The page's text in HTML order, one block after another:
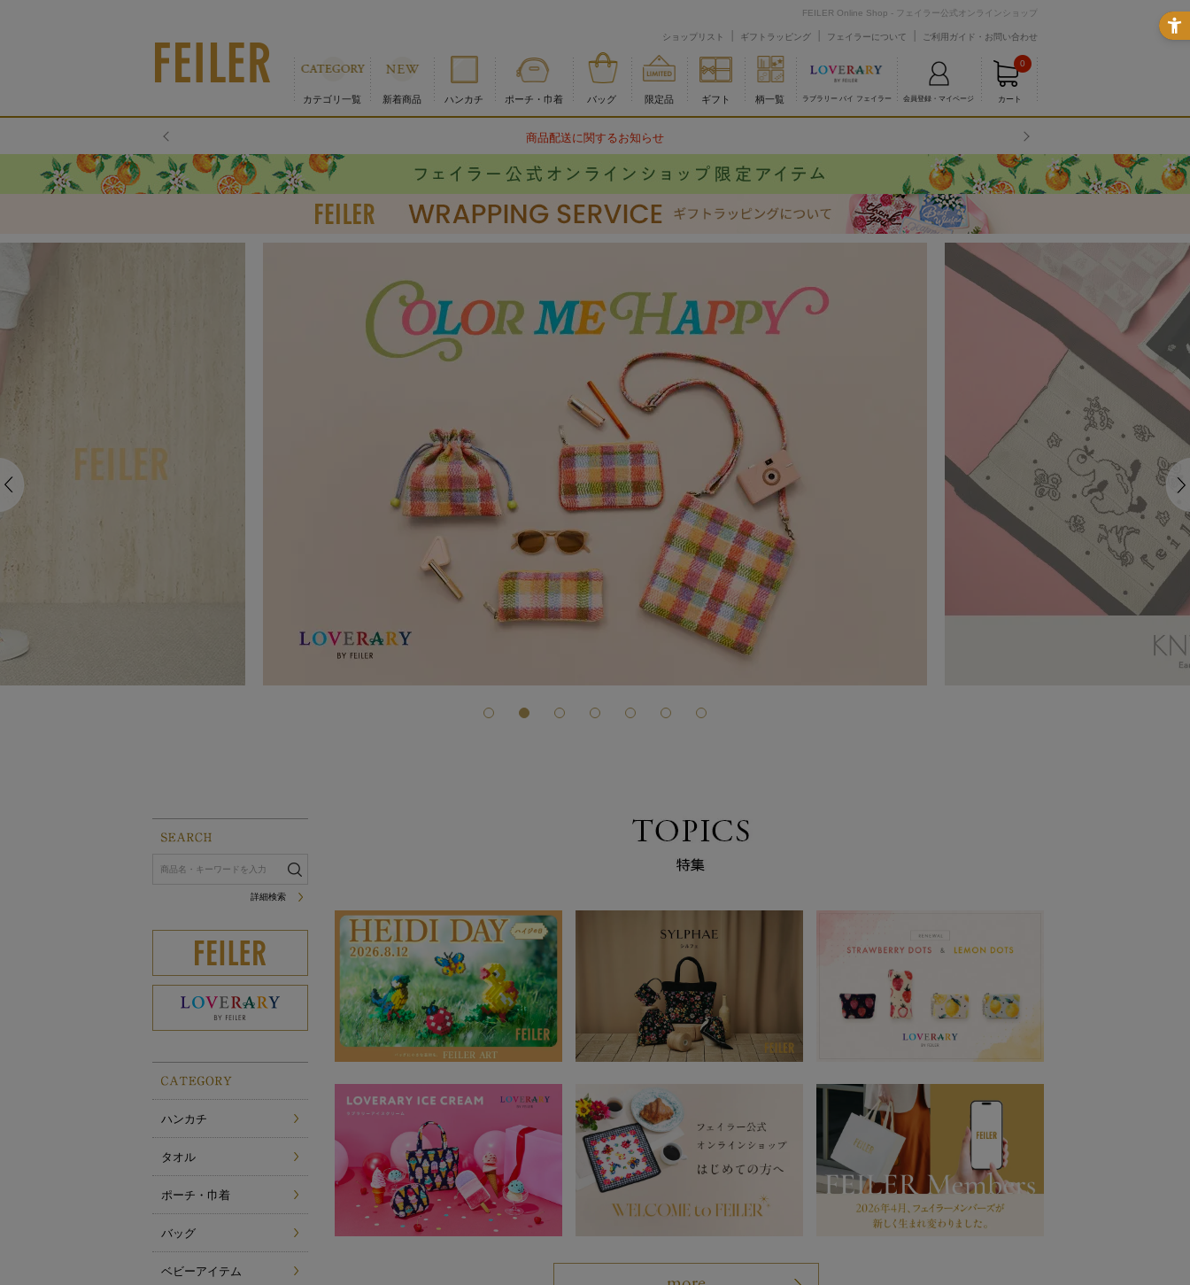
FEILER Online Shop - フェイラー公式オンラインショップ
ショップリスト ギフトラッピング フェイラーについて ご利用ガイド・お問い合わせ
カテゴリ一覧 新着商品 ハンカチ ポーチ・巾着 バッグ 限定品 ギフト 柄一覧 ラブラリー バイ フェイラー 会員登録・マイページ カート
0
物流倉庫の休業に伴う配送のお知らせ
詳細検索
ハンカチ
タオル
ポーチ・巾着
バッグ
ベビーアイテム